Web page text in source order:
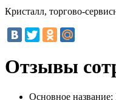
Кристалл, торгово-
Отзывы
Основное название: